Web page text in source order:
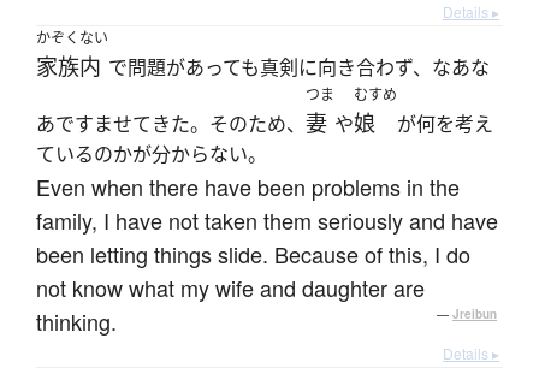
Details ▸
かぞくない
家族内 で問題があっても真剣に向き合わず、なあな
あですませてきた。そのため、
つま
妻 や
むすめ
娘
が何を考え
ているのかが分からない。
Even when there have been problems in the
family, I have not taken them seriously and have
been letting things slide. Because of this, I do
not know what my wife and daughter are
thinking.
— Jreibun
Details ▸